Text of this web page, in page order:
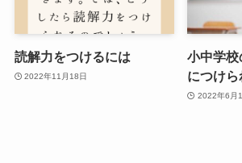
読解力をつけるには
2022年11月18日
小中学校
につけ
2022年6月